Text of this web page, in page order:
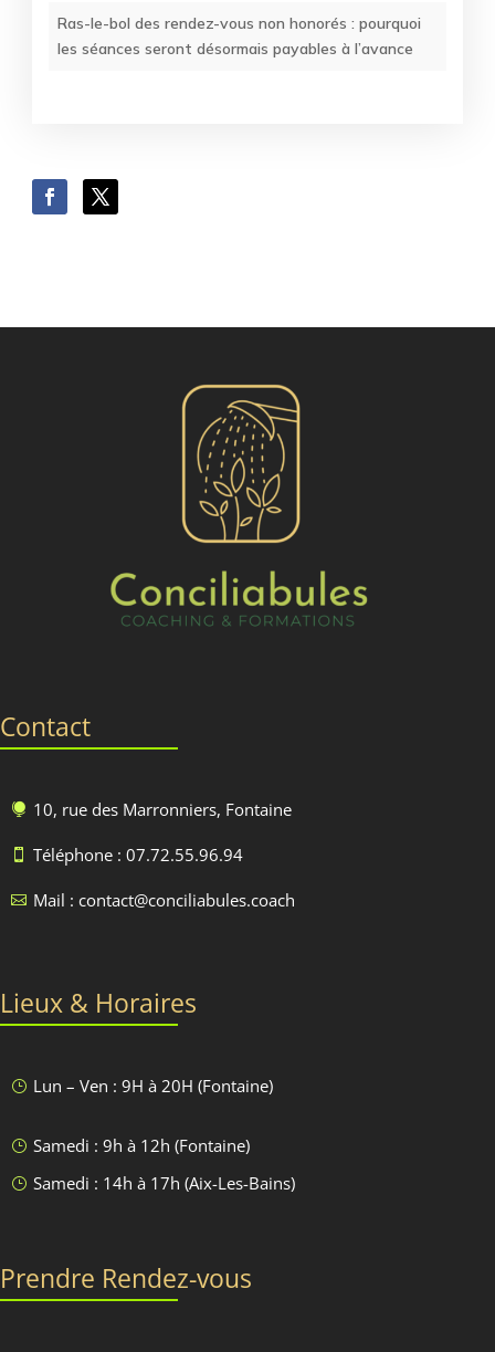
Ras-le-bol des rendez-vous non honorés : pourquoi
les séances seront désormais payables à l’avance
Contact
 10, rue des Marronniers, Fontaine
 Téléphone : 07.72.55.96.94
 Mail : contact@conciliabules.coach
Lieux & Horaires
} Lun – Ven : 9H à 20H (Fontaine)
} Samedi : 9h à 12h (Fontaine)
} Samedi : 14h à 17h (Aix-Les-Bains)
Prendre Rendez-vous